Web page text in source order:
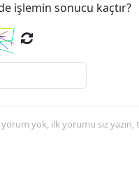
işlemin sonucu kaçtır?
yok, ilk yorumu siz yazın,